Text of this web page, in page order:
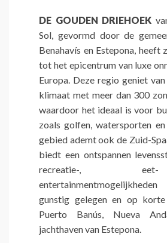
DE GOUDEN DRIEHOEK
Sol, gevormd door de
Benahavís en Estepona,
tot het epicentrum van luxe
Europa. Deze regio geniet
klimaat met meer dan 300
waardoor het ideaal is voor
zoals golfen, watersporten
gebied ademt ook de Zuid-
biedt een ontspannen
recreatie-,
gunstig gelegen en op
Puerto Banús, Nueva
jachthaven van Estepona.